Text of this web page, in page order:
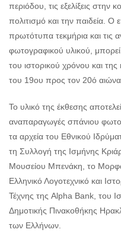
περιόδου, τις εξελίξεις στην
πολιτισμό και την παιδεία.
πρωτότυπα τεκμήρια και τις
φωτογραφικού υλικού,
του ιστορικού χρόνου και
του 19ου προς τον 20ό αιώνα.
Το υλικό της έκθεσης
αναπαραγωγές σπάνιου
τα αρχεία του Εθνικού
τη Συλλογή της Ισμήνης
Μουσείου Μπενάκη, το
Ελληνικό Λογοτεχνικό και
Τέχνης της Alpha Bank, του
Δημοτικής Πινακοθήκης
των Ελλήνων.